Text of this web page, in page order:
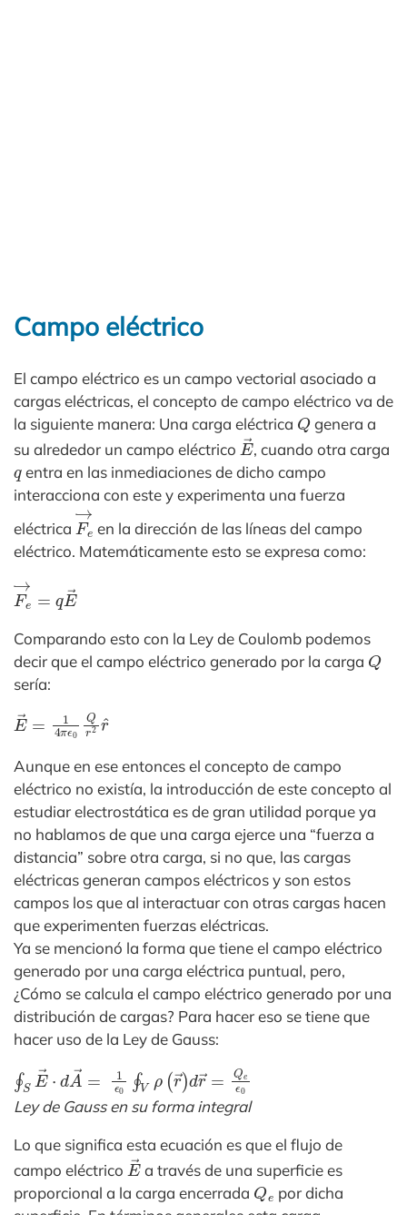
Campo eléctrico
El campo eléctrico es un campo vectorial asociado a
cargas eléctricas, el concepto de campo eléctrico va de
la siguiente manera: Una carga eléctrica Qgenera a
su alrededor un campo eléctrico E→, cuando otra carga
qentra en las inmediaciones de dicho campo
interacciona con este y experimenta una fuerza
eléctrica Fe en la dirección de las líneas del campo
eléctrico. Matemáticamente esto se expresa como:
Fe qE
Comparando esto con la Ley de Coulomb podemos
decir que el campo eléctrico generado por la carga Q
sería:
E→ 4 ϵ0 Q
Aunque en ese entonces el concepto de campo
eléctrico no existía, la introducción de este concepto al
estudiar electrostática es de gran utilidad porque ya
no hablamos de que una carga ejerce una “fuerza a
distancia” sobre otra carga, si no que, las cargas
eléctricas generan campos eléctricos y son estos
campos los que al interactuar con otras cargas hacen
que experimenten fuerzas eléctricas.
Ya se mencionó la forma que tiene el campo eléctrico
generado por una carga eléctrica puntual, pero,
¿Cómo se calcula el campo eléctrico generado por una
distribución de cargas? Para hacer eso se tiene que
hacer uso de la Ley de Gauss:
∮S E→ ⋅dA = ϵ0 Vρ( → r→
Ley de Gauss en su forma integral
Lo que significa esta ecuación es que el flujo de
campo eléctrico E→a través de una superficie es
proporcional a la carga encerrada Qepor dicha